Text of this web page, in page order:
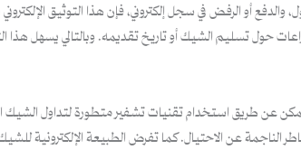
أو الرفض في سجل إلكتروني، فإن هذا التوثيق
تسليم الشيك أو تاريخ تقديمه. وبالتالي يسهل هذا
يمكن عن طريق استخدام تقنيات تشفير متطورة لتداول الشيك
عن الاحتيال. كما تفرض الطبيعة الإلكترونية للشيك